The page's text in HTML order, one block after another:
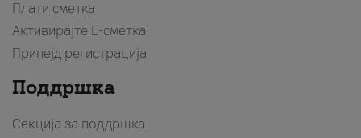
Плати сметка
Активирајте Е-сметка
Припејд регистрација
Поддршка
Секција за поддршка